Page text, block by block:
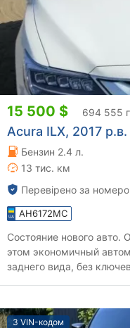
15 500 $ 694 555
Acura ILX, 2017 р.в.
Бензин 2.4 л.
13 тис. км
Перевірено за
AH6172MC
Состояние нового
этом экономичный
заднего вида, без
З VIN-кодом